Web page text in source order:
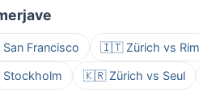
Francisco 🇮🇹 Zürich vs Rim
🇰🇷 Zürich vs Seul